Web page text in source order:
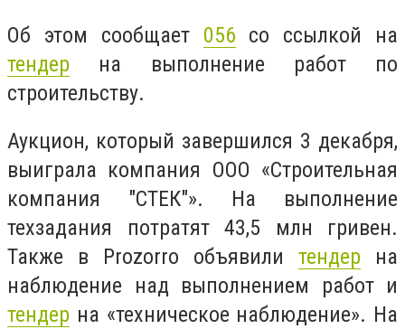
Об этом сообщает 056 со ссылкой на
тендер на выполнение работ по
строительству.
Аукцион, который завершился 3 декабря,
выиграла компания ООО «Строительная
компания "СТЕК"»‎. На выполнение
техзадания потратят 43,5 млн гривен.
Также в Prozorro объявили тендер на
наблюдение над выполнением работ и
тендер на «техническое наблюдение». На